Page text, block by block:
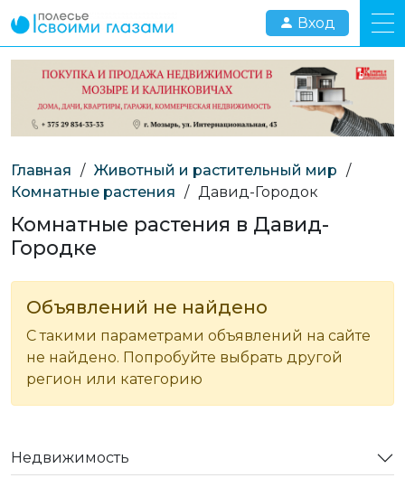
Вход
Главная / Животный и растительный мир /
Комнатные растения / Давид-Городок
Комнатные растения в Давид-
Городке
Объявлений не найдено
С такими параметрами объявлений на сайте
не найдено. Попробуйте выбрать другой
регион или категорию
Недвижимость